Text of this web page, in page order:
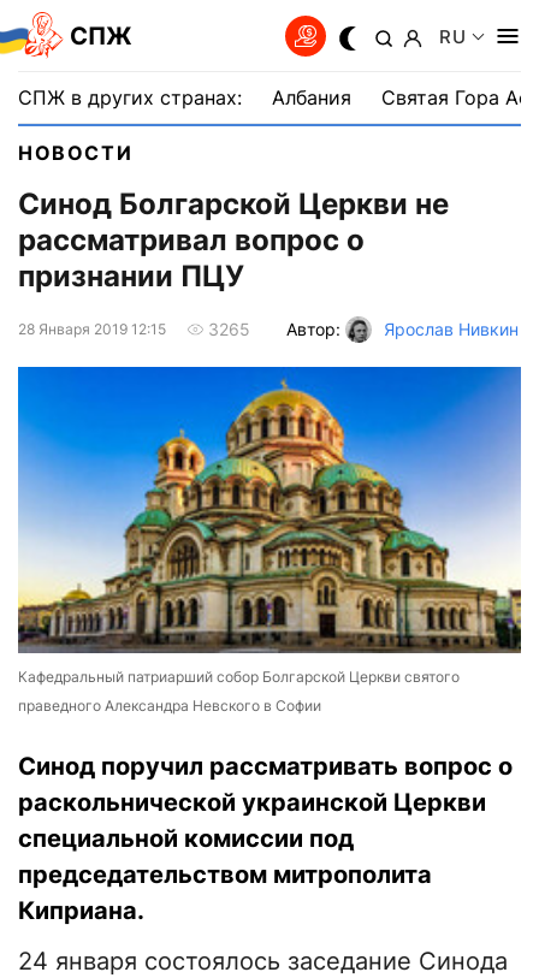
СПЖ RU
СПЖ в других странах: Албания Святая Гора
НОВОСТИ
Синод Болгарской Церкви не
рассматривал вопрос о
признании ПЦУ
28 Января 2019 12:15 3265 Автор: Ярослав Нивкин
Кафедральный патриарший собор Болгарской Церкви святого
праведного Александра Невского в Софии
Синод поручил рассматривать вопрос о
раскольнической украинской Церкви
специальной комиссии под
председательством митрополита
Киприана.
24 января состоялось заседание Синода